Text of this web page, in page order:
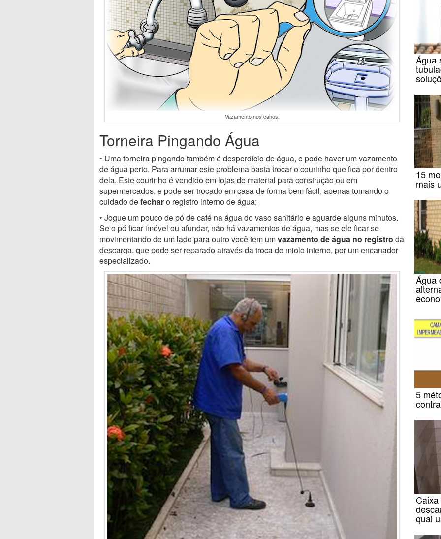
Vazamento nos canos.
Torneira Pingando Água
• Uma torneira pingando também é desperdício de água, e pode haver um vazamento
de água perto. Para arrumar este problema basta trocar o courinho que fica por dentro
dela. Este courinho é vendido em lojas de material para construção ou em
supermercados, e pode ser trocado em casa de forma bem fácil, apenas tomando o
cuidado defecharo registro interno de água;
• Jogue um pouco de pó de café na água do vaso sanitário e aguarde alguns minutos.
Se o pó ficar imóvel ou afundar, não há vazamentos de água, mas se ele ficar se
movimentando de um lado para outro você tem umvazamento de água no registro da
descarga, que pode ser reparado através da troca do miolo interno, por um encanador
especializado.
Água
15
mais
Água
5
qual